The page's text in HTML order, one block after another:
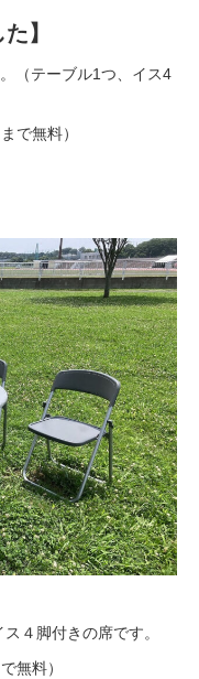
】
（テーブル1つ、イス4
で無料）
４脚付きの席です。
無料）